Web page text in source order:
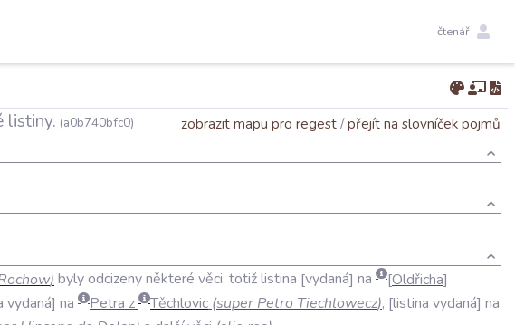
čtenář
listiny. (a0b740bfc0) zobrazit mapu pro regest/přejít na slovníček pojmů
) bylyodcizenyněkteré věci, totižlistina vydaná na
Oldřicha
vydaná na Petra z Těchlovic (super Petro Tiechlowecz), listina vydaná na